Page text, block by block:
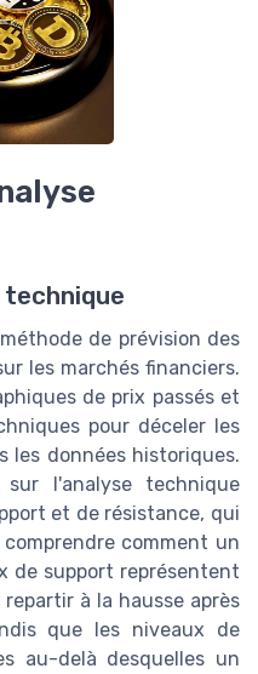
technique
de prévision des
les marchés financiers.
de prix passés et
pour déceler les
les données historiques.
l'analyse technique
et de résistance, qui
comment un
de support représentent
à la hausse après
que les niveaux de
au-delà desquelles un